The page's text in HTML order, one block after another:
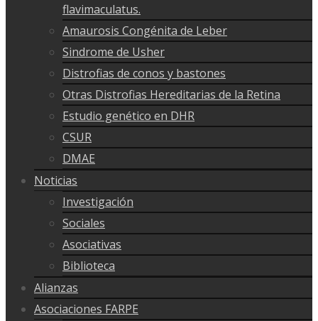
flavimaculatus.
Amaurosis Congénita de Leber
Sindrome de Usher
Distrofias de conos y bastones
Otras Distrofias Hereditarias de la Retina
Estudio genético en DHR
CSUR
DMAE
Noticias
Investigación
Sociales
Asociativas
Biblioteca
Alianzas
Asociaciones FARPE